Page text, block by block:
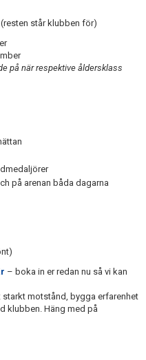
(resten står klubben för)
på när respektive åldersklass
på arenan båda dagarna
– boka in er redan nu så vi kan
starkt motstånd, bygga erfarenhet
klubben. Häng med på